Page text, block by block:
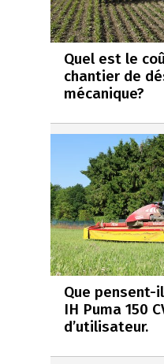
Quel est le
chantier de
mécanique?
Que pensent-
IH Puma 150
d’utilisateur.